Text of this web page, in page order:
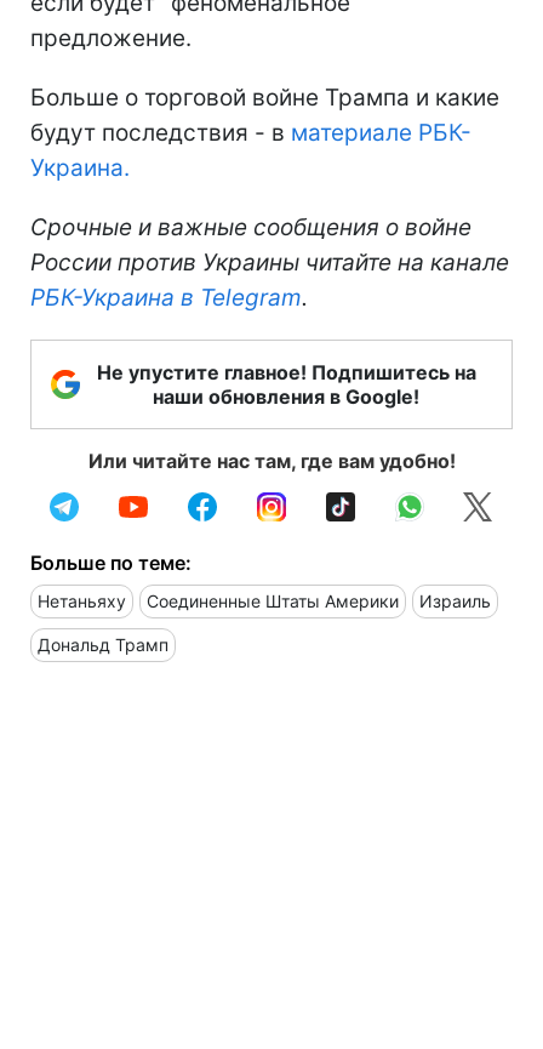
предложение.
Больше о торговой войне Трампа и какие
будут последствия - в материале РБК-
Украина.
Срочные и важные сообщения о войне
России против Украины читайте на канале
РБК-Украина в Telegram.
Не упустите главное! Подпишитесь на
наши обновления в Google!
Или читайте нас там, где вам удобно!
Больше по теме:
Нетаньяху Соединенные Штаты Америки Израиль
Дональд Трамп